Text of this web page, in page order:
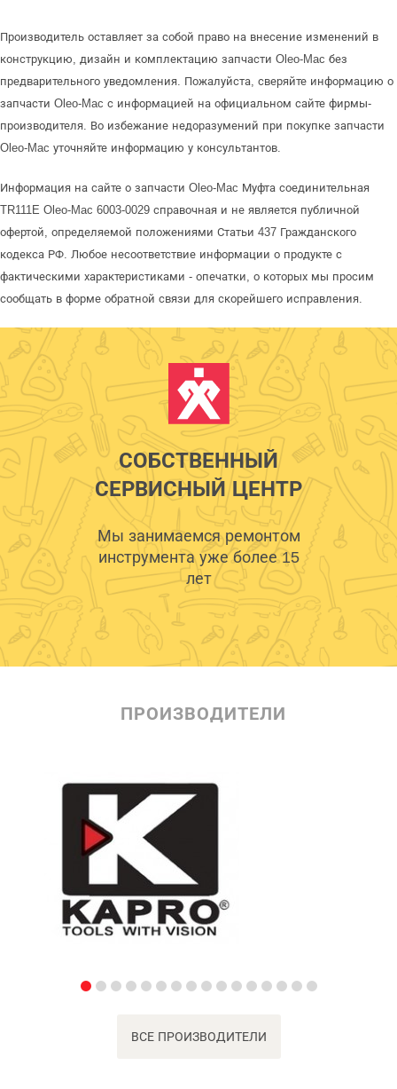
Производитель оставляет за собой право на внесение изменений в
конструкцию, дизайн и комплектацию запчасти Oleo-Mac без
предварительного уведомления. Пожалуйста, сверяйте информацию о
запчасти Oleo-Mac с информацией на официальном сайте фирмы-
производителя. Во избежание недоразумений при покупке запчасти
Oleo-Mac уточняйте информацию у консультантов.
Информация на сайте о запчасти Oleo-Mac Муфта соединительная
TR111E Oleo-Mac 6003-0029 справочная и не является публичной
офертой, определяемой положениями Статьи 437 Гражданского
кодекса РФ. Любое несоответствие информации о продукте с
фактическими характеристиками - опечатки, о которых мы просим
сообщать в форме обратной связи для скорейшего исправления.
СОБСТВЕННЫЙ
СЕРВИСНЫЙ ЦЕНТР
Мы занимаемся ремонтом
инструмента уже более 15
лет
ПРОИЗВОДИТЕЛИ
ВСЕ ПРОИЗВОДИТЕЛИ